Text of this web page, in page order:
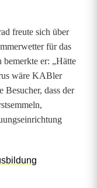
freute sich über
für das
bemerkte er: „Hätte
wäre KABler
Besucher, dass der